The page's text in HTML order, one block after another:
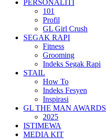
PERSONALITI
101
Profil
GL Girl Crush
SEGAK RAPI
Fitness
Grooming
Indeks Segak Rapi
STAIL
How To
Indeks Fesyen
Inspirasi
GL THE MAN AWARDS
2025
ISTIMEWA
MEDIA KIT